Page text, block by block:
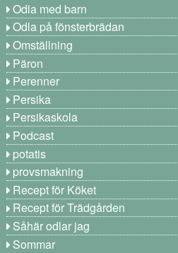
Odla med barn
Odla på fönsterbrädan
Omställning
Päron
Perenner
Persika
Persikaskola
Podcast
potatis
provsmakning
Recept för Köket
Recept för Trädgården
Såhär odlar jag
Sommar